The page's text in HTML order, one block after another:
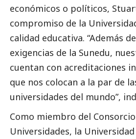
económicos o políticos,
compromiso de la
calidad educativa. “Además
exigencias de la Sunedu,
cuentan con acreditaciones
que nos colocan a la par de
universidades del mundo”,
Como miembro del
Universidades, la